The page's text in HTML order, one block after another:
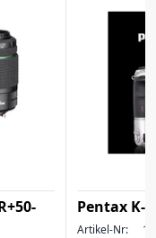
Pentax K-
Artikel-Nr: